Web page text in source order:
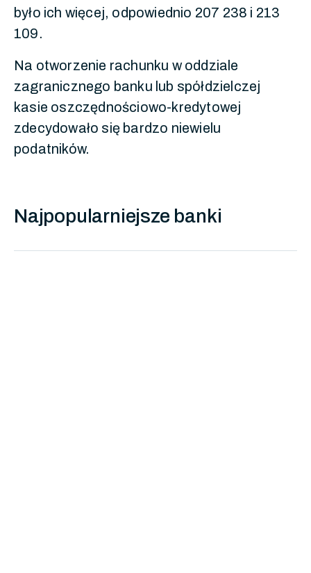
było ich więcej, odpowiednio 207 238 i 213
109.
Na otworzenie rachunku w oddziale
zagranicznego banku lub spółdzielczej
kasie oszczędnościowo-kredytowej
zdecydowało się bardzo niewielu
podatników.
Najpopularniejsze banki